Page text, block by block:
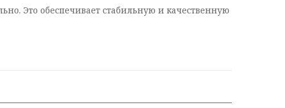
Это обеспечивает стабильную и качественную